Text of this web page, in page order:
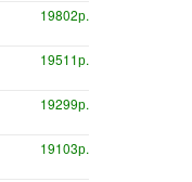
19802р.
19511р.
19299р.
19103р.